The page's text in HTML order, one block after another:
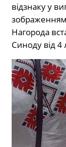
відзнаку у
Нагорода
Синоду від 4